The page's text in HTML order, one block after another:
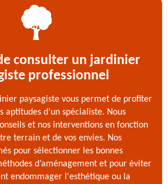
consulter un jardinier
professionnel
paysagiste vous permet de profiter
aptitudes d’un spécialiste. Nous
et nos interventions en fonction
terrain et de vos envies. Nos
pour sélectionner les bonnes
d’aménagement et pour éviter
endommager l'esthétique ou la